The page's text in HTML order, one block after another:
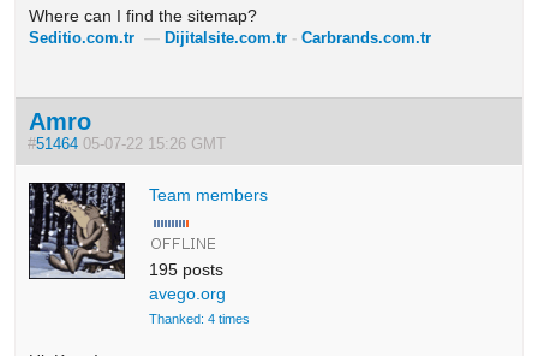
Where can I find the sitemap?
Seditio.com.tr — Dijitalsite.com.tr -Carbrands.com.tr
Amro
#51464 05-07-22 15:26 GMT
Team members
195 posts
avego.org
Thanked: 4 times